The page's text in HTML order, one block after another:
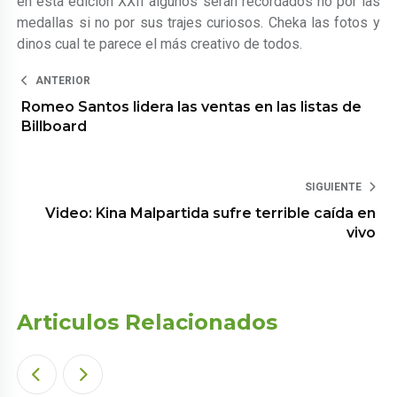
medallas si no por sus trajes curiosos. Cheka las fotos y
dinos cual te parece el más creativo de todos.
ANTERIOR
Romeo Santos lidera las ventas en las listas de
Billboard
SIGUIENTE
Video: Kina Malpartida sufre terrible caída en
vivo
Articulos Relacionados